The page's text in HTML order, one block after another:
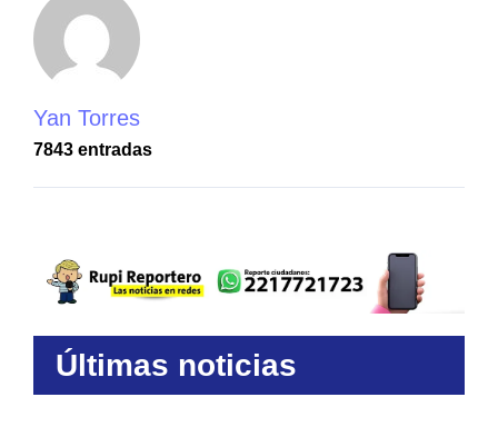
Yan Torres
7843 entradas
Últimas noticias